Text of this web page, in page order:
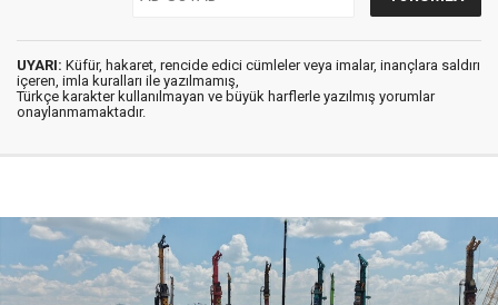
UYARI: Küfür, hakaret, rencide edici cümleler veya imalar, inançlara saldırı
içeren, imla kuralları ile yazılmamış,
Türkçe karakter kullanılmayan ve büyük harflerle yazılmış yorumlar
onaylanmamaktadır.